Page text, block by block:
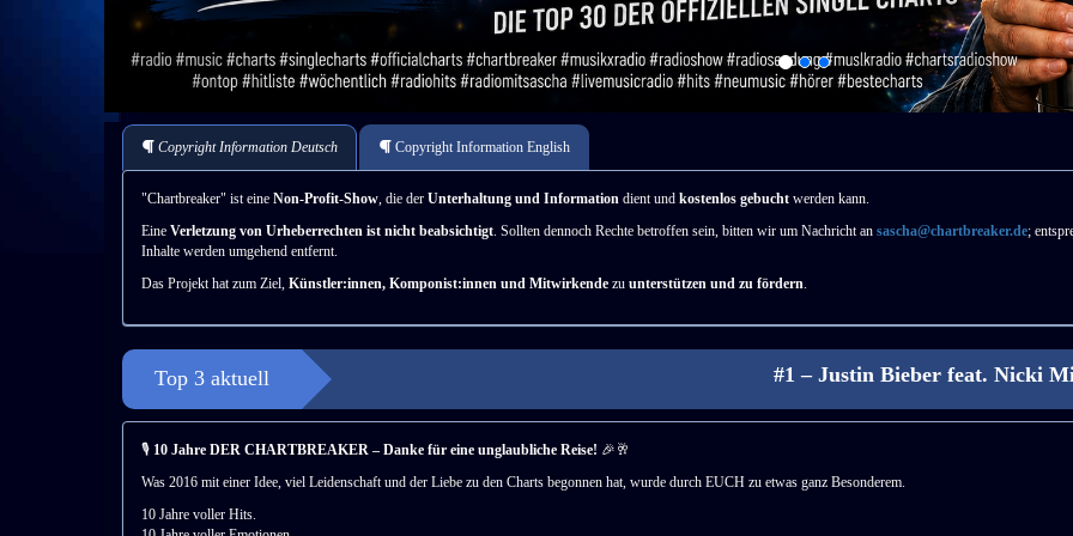
Copyright Information Deutsch Copyright Information English
"Chartbreaker" ist eine Non-Profit-Show, die der Unterhaltung und Information dient und kostenlos gebucht werden kann.
Eine Verletzung von Urheberrechten ist nicht beabsichtigt. Sollten dennoch Rechte betroffen sein, bitten wir um Nachricht an sascha@chartbreaker.de;
Inhalte werden umgehend entfernt.
Das Projekt hat zum Ziel, Künstler:innen, Komponist:innen und Mitwirkende zu unterstützen und zu fördern.
Top 3 aktuell #1 – Justin Bieber feat. Nicki Minaj
🎙️ 10 Jahre DER CHARTBREAKER – Danke für eine unglaubliche Reise! 🎉🥂
Was 2016 mit einer Idee, viel Leidenschaft und der Liebe zu den Charts begonnen hat, wurde durch EUCH zu etwas ganz Besonderem.
10 Jahre voller Hits.